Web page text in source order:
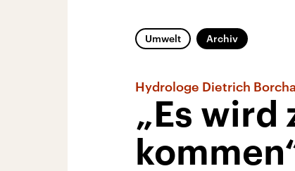
Umwelt Archiv
Hydrologe Dietrich
„Es wird